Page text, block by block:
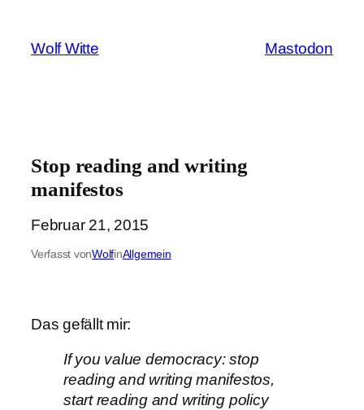
springen
Wolf Witte Mastodon
Stop reading and writing
manifestos
Februar 21, 2015
Verfasst vonWolfinAllgemein
Das gefällt mir:
If you value democracy: stop
reading and writing manifestos,
start reading and writing policy